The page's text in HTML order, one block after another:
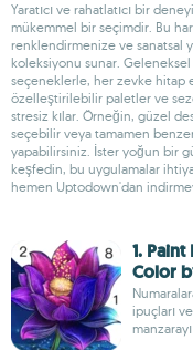
Yaratıcı ve rahatlatıcı bir
mükemmel bir seçimdir. Bu
renklendirmenize ve sanatsal
koleksiyonu sunar.
seçeneklerle, her zevke hitap
özelleştirilebilir paletler ve
stresiz kılar. Örneğin, güzel
seçebilir veya tamamen
yapabilirsiniz. İster yoğun bir
keşfedin, bu uygulamalar
hemen Uptodown'dan
1.
Color
ipuçları